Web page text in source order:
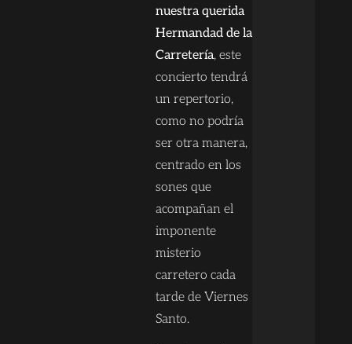
nuestra querida
Hermandad de la
Carretería, este
concierto tendrá
un repertorio,
como no podría
ser otra manera,
centrado en los
sones que
acompañan el
imponente
misterio
carretero cada
tarde de Viernes
Santo.